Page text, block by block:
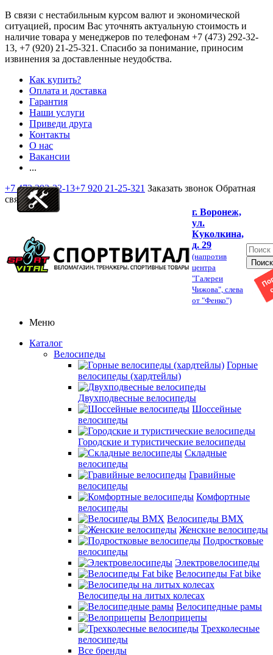
В связи с нестабильным курсом валют и экономической
ситуацией, просим Вас уточнять актуальную стоимость и
наличие товара у менеджеров по телефонам +7 (473) 292-32-
13, +7 (920) 21-25-321 . Спасибо за понимание, приносим
извинения за доставленные неудобства.
Как купить?
Оплата и доставка
Гарантия
Наши услуги
Приведи друга
Контакты
О нас
Вакансии
...
+7 473 292-32-13+7 920 21-25-321 Заказать звонок Обратная
связь
г. Воронеж,
ул.
Куколкина,
д. 29
(напротив
центра
"Галереи
Чижова", слева
от "Фенко")
Меню
Каталог
Велосипеды
Горные
велосипеды (хардтейлы)
Двухподвесные велосипеды
Шоссейные
велосипеды
Городские и туристические велосипеды
Складные
велосипеды
Гравийные
велосипеды
Комфортные
велосипеды
Велосипеды BMX
Женские велосипеды
Подростковые
велосипеды
Электровелосипеды
Велосипеды Fat bike
Велосипеды на литых колесах
Велосипедные рамы
Велоприцепы
Трехколесные
велосипеды
Все бренды